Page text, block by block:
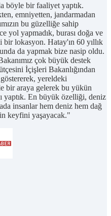
böyle bir faaliyet yaptık.
emniyetten, jandarmadan
bu güzelliğe sahip
yol yapmadık, burası doğa ve
lokasyon. Hatay'ın 60 yıllık
da yapmak bize nasip oldu.
çok büyük destek
İçişleri Bakanlığından
yereldeki
bir araya gelerek bu yükün
yaptık. En büyük özelliği, deniz
insanlar hem deniz hem dağ
keyfini yaşayacak."